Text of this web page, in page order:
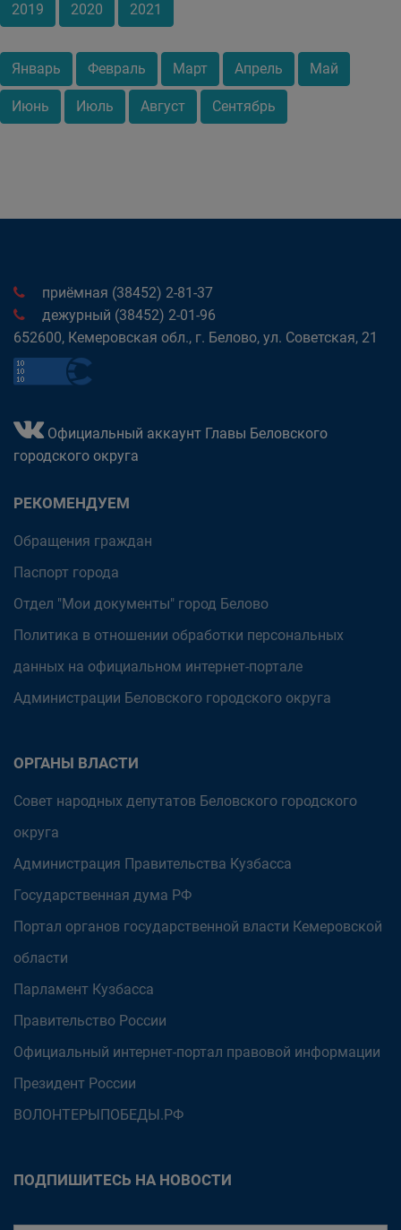
2019 2020 2021
Январь Февраль Март Апрель Май
Июнь Июль Август Сентябрь
приёмная (38452) 2-81-37
дежурный (38452) 2-01-96
652600, Кемеровская обл., г. Белово, ул. Советская, 21
Официальный аккаунт Главы Беловского
городского округа
РЕКОМЕНДУЕМ
Обращения граждан
Паспорт города
Отдел "Мои документы" город Белово
Политика в отношении обработки персональных
данных на официальном интернет-портале
Администрации Беловского городского округа
ОРГАНЫ ВЛАСТИ
Совет народных депутатов Беловского городского
округа
Администрация Правительства Кузбасса
Государственная дума РФ
Портал органов государственной власти Кемеровской
области
Парламент Кузбасса
Правительство России
Официальный интернет-портал правовой информации
Президент России
ВОЛОНТЕРЫПОБЕДЫ.РФ
ПОДПИШИТЕСЬ НА НОВОСТИ